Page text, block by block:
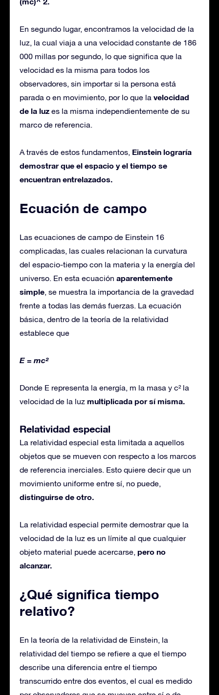
En segundo lugar, encontramos la velocidad de la
luz, la cual viaja a una velocidad constante de 186
000 millas por segundo, lo que significa que la
velocidad es la misma para todos los
observadores, sin importar si la persona está
parada o en movimiento, por lo que la velocidad
de la luz es la misma independientemente de su
marco de referencia.
A través de estos fundamentos, Einstein lograría
demostrar que el espacio y el tiempo se
encuentran entrelazados.
Ecuación de campo
Las ecuaciones de campo de Einstein 16
complicadas, las cuales relacionan la curvatura
del espacio-tiempo con la materia y la energía del
universo. En esta ecuación aparentemente
simple, se muestra la importancia de la gravedad
frente a todas las demás fuerzas. La ecuación
básica, dentro de la teoría de la relatividad
establece que
E = mc²
Donde E representa la energía, m la masa y c² la
velocidad de la luz multiplicada por sí misma.
Relatividad especial
La relatividad especial esta limitada a aquellos
objetos que se mueven con respecto a los marcos
de referencia inerciales. Esto quiere decir que un
movimiento uniforme entre sí, no puede,
distinguirse de otro.
La relatividad especial permite demostrar que la
velocidad de la luz es un límite al que cualquier
objeto material puede acercarse, pero no
alcanzar.
¿Qué significa tiempo
relativo?
En la teoría de la relatividad de Einstein, la
relatividad del tiempo se refiere a que el tiempo
describe una diferencia entre el tiempo
transcurrido entre dos eventos, el cual es medido